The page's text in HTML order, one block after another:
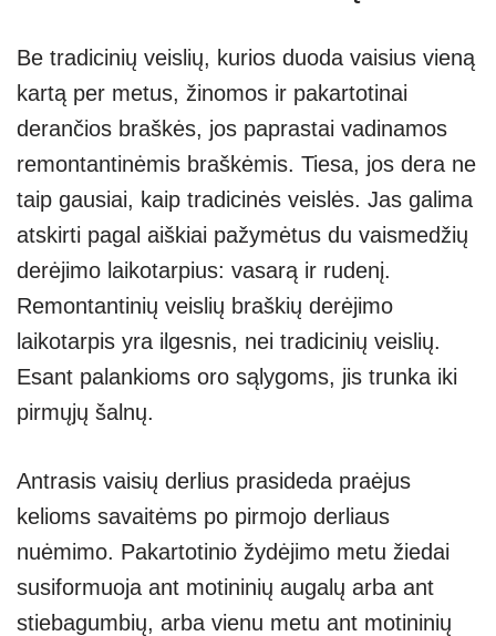
Be tradicinių veislių, kurios duoda vaisius vieną
kartą per metus, žinomos ir pakartotinai
derančios braškės, jos paprastai vadinamos
remontantinėmis braškėmis. Tiesa, jos dera ne
taip gausiai, kaip tradicinės veislės. Jas galima
atskirti pagal aiškiai pažymėtus du vaismedžių
derėjimo laikotarpius: vasarą ir rudenį.
Remontantinių veislių braškių derėjimo
laikotarpis yra ilgesnis, nei tradicinių veislių.
Esant palankioms oro sąlygoms, jis trunka iki
pirmųjų šalnų.
Antrasis vaisių derlius prasideda praėjus
kelioms savaitėms po pirmojo derliaus
nuėmimo. Pakartotinio žydėjimo metu žiedai
susiformuoja ant motininių augalų arba ant
stiebagumbių, arba vienu metu ant motininių